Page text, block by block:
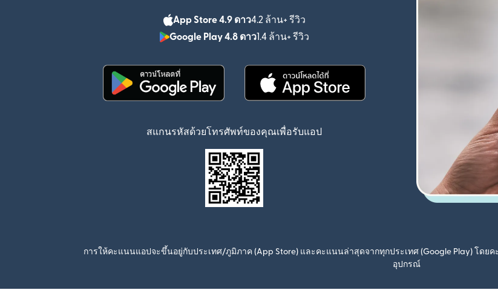
App Store 4.9 ดาว4.2 ล้าน+ รีวิว
(เปิดในหน้าต่างใหม่)
Google Play 4.8 ดาว1.4 ล้าน+ รีวิว
(เปิดในหน้าต่างใหม่)
สแกนรหัสด้วยโทรศัพท์ของคุณเพื่อรับแอป
การให้คะแนนแอปจะขึ้นอยู่กับประเทศ/ภูมิภาค (App Store) และคะแนนล่าสุดจากทุกประเทศ (Google Play) โด
อุปกรณ์